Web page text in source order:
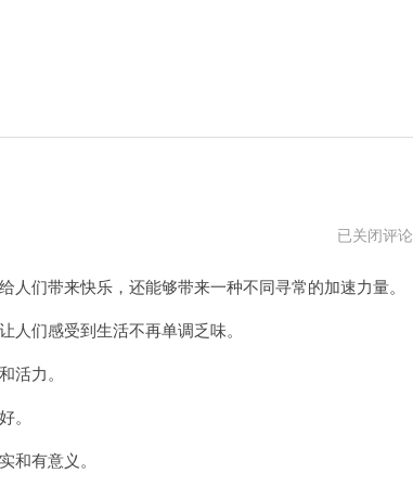
萌
速
已关闭评论
们带来快乐，还能够带来一种不同寻常的加速力量。
们感受到生活不再单调乏味。
力。
有意义。